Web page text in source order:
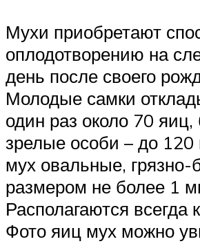
Мухи приобретают
оплодотворению на
день после своего
Молодые самки
один раз около 70 яиц,
зрелые особи – до
мух овальные, грязно-
размером не более 1
Располагаются всегда
Фото яиц мух можно